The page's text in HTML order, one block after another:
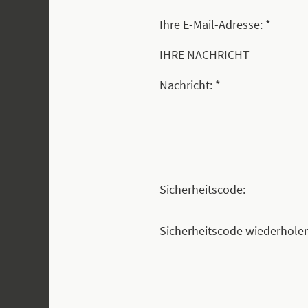
Ihre E-Mail-Adresse: *
IHRE NACHRICHT
Nachricht: *
Sicherheitscode:
Sicherheitscode